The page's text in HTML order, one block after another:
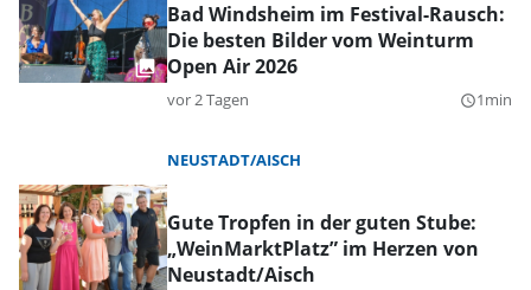
Bad Windsheim im Festival-Rausch:
Die besten Bilder vom Weinturm
Open Air 2026
vor 2 Tagen query_builder1min
NEUSTADT/AISCH
Gute Tropfen in der guten Stube:
„WeinMarktPlatz” im Herzen von
Neustadt/Aisch